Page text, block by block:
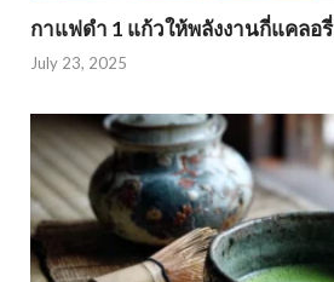
กาแฟดำ 1 แก้วให้พลังงานกี่แคลอรี่
July 23, 2025